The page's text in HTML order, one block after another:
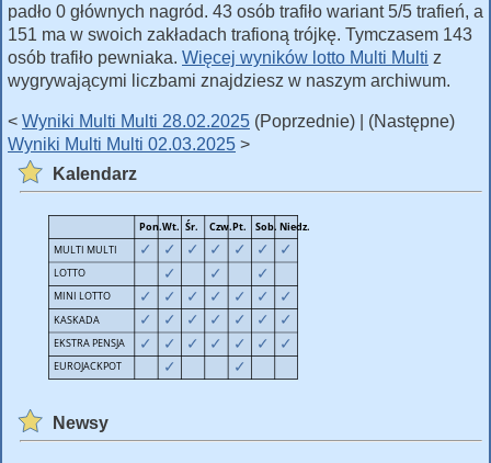
padło 0 głównych nagród. 43 osób trafiło wariant 5/5 trafień, a
151 ma w swoich zakładach trafioną trójkę. Tymczasem 143
osób trafiło pewniaka. Więcej wyników lotto Multi Multi z
wygrywającymi liczbami znajdziesz w naszym archiwum.
< Wyniki Multi Multi 28.02.2025 (Poprzednie) | (Następne)
Wyniki Multi Multi 02.03.2025 >
Kalendarz
Newsy